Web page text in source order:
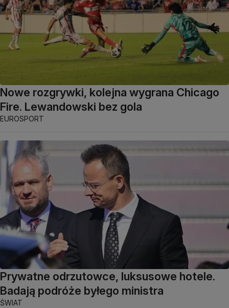
Nowe rozgrywki, kolejna wygrana Chicago
Fire. Lewandowski bez gola
EUROSPORT
Prywatne odrzutowce, luksusowe hotele.
Badają podróże byłego ministra
ŚWIAT